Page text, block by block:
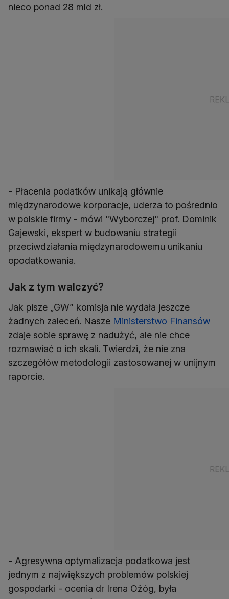
nieco ponad 28 mld zł.
- Płacenia podatków unikają głównie
międzynarodowe korporacje, uderza to pośrednio
w polskie firmy - mówi "Wyborczej" prof. Dominik
Gajewski, ekspert w budowaniu strategii
przeciwdziałania międzynarodowemu unikaniu
opodatkowania.
Jak z tym walczyć?
Jak pisze „GW” komisja nie wydała jeszcze
żadnych zaleceń. Nasze Ministerstwo Finansów
zdaje sobie sprawę z nadużyć, ale nie chce
rozmawiać o ich skali. Twierdzi, że nie zna
szczegółów metodologii zastosowanej w unijnym
raporcie.
- Agresywna optymalizacja podatkowa jest
jednym z największych problemów polskiej
gospodarki - ocenia dr Irena Ożóg, była